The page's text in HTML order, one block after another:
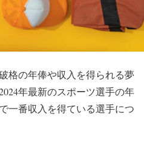
格の年俸や収入を得られる夢
年最新のスポーツ選手の年
一番収入を得ている選手につ